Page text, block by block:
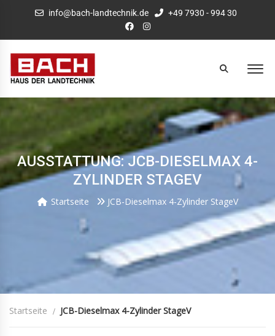
info@bach-landtechnik.de +49 7930 - 994 30
AUSSTATTUNG: JCB-DIESELMAX 4-
ZYLINDER STAGEV
Startseite JCB-Dieselmax 4-Zylinder StageV
Startseite JCB-Dieselmax 4-Zylinder StageV